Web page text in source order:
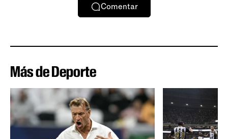
Comentar
Más de Deporte